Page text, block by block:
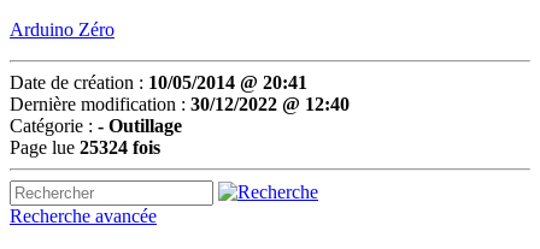
Arduino Zéro
Date de création : 10/05/2014 @ 20:41
Dernière modification : 30/12/2022 @ 12:40
Catégorie : - Outillage
Page lue 25324 fois
Recherche avancée